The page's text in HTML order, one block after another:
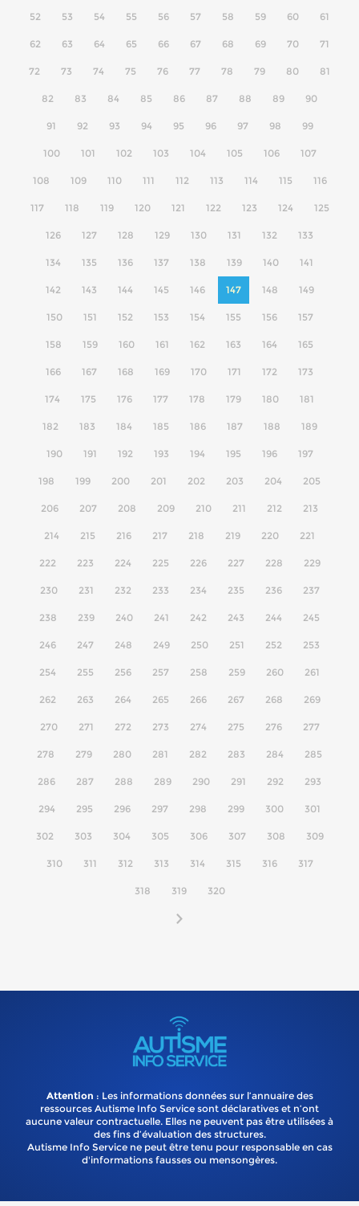
52 53 54 55 56 57 58 59 60 61
62 63 64 65 66 67 68 69 70 71
72 73 74 75 76 77 78 79 80 81
82 83 84 85 86 87 88 89 90
91 92 93 94 95 96 97 98 99
100 101 102 103 104 105 106 107
108 109 110 111 112 113 114 115 116
117 118 119 120 121 122 123 124 125
126 127 128 129 130 131 132 133
134 135 136 137 138 139 140 141
142 143 144 145 146 147 148 149
150 151 152 153 154 155 156 157
158 159 160 161 162 163 164 165
166 167 168 169 170 171 172 173
174 175 176 177 178 179 180 181
182 183 184 185 186 187 188 189
190 191 192 193 194 195 196 197
198 199 200 201 202 203 204 205
206 207 208 209 210 211 212 213
214 215 216 217 218 219 220 221
222 223 224 225 226 227 228 229
230 231 232 233 234 235 236 237
238 239 240 241 242 243 244 245
246 247 248 249 250 251 252 253
254 255 256 257 258 259 260 261
262 263 264 265 266 267 268 269
270 271 272 273 274 275 276 277
278 279 280 281 282 283 284 285
286 287 288 289 290 291 292 293
294 295 296 297 298 299 300 301
302 303 304 305 306 307 308 309
310 311 312 313 314 315 316 317
318 319 320
Attention : Les informations données sur l’annuaire des
ressources Autisme Info Service sont déclaratives et n’ont
aucune valeur contractuelle. Elles ne peuvent pas être utilisées à
des fins d’évaluation des structures.
Autisme Info Service ne peut être tenu pour responsable en cas
d'informations fausses ou mensongères.